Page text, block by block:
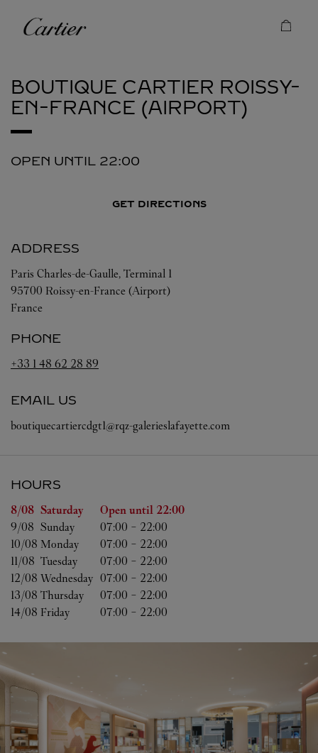
Cartier
BOUTIQUE CARTIER ROISSY-
EN-FRANCE (AIRPORT)
OPEN UNTIL 22:00
GET DIRECTIONS
ADDRESS
Paris Charles-de-Gaulle, Terminal 1
95700 Roissy-en-France (Airport)
France
PHONE
+33 1 48 62 28 89
EMAIL US
boutiquecartiercdgt1@rqz-galerieslafayette.com
HOURS
Day of the Week Hours
8/08 Saturday Open until 22:00
9/08 Sunday 07:00 - 22:00
10/08 Monday 07:00 - 22:00
11/08 Tuesday 07:00 - 22:00
12/08 Wednesday 07:00 - 22:00
13/08 Thursday 07:00 - 22:00
14/08 Friday 07:00 - 22:00